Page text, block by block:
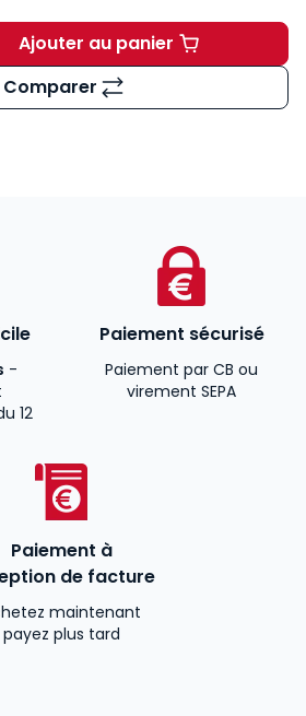
Ajouter au panierGuide du formaliste
Comparer
-
12
Paiement sécurisé
Paiement par CB ou
virement SEPA
Paiement à
de facture
maintenant
payez plus tard